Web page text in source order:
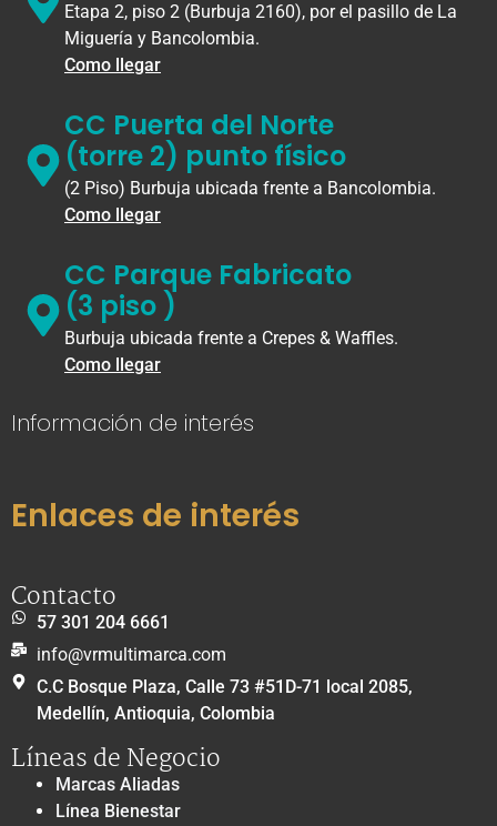
Etapa 2, piso 2 (Burbuja 2160), por el pasillo de La
Miguería y Bancolombia.
Como llegar
CC Puerta del Norte
(torre 2) punto físico
(2 Piso) Burbuja ubicada frente a Bancolombia.
Como llegar
CC Parque Fabricato
(3 piso )
Burbuja ubicada frente a Crepes & Waffles.
Como llegar
Información de interés
Enlaces de interés
Contacto
57 301 204 6661
info@vrmultimarca.com
C.C Bosque Plaza, Calle 73 #51D-71 local 2085,
Medellín, Antioquia, Colombia
Líneas de Negocio
Marcas Aliadas
Línea Bienestar